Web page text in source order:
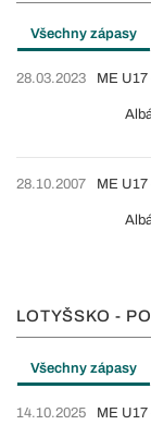
Všechny zápasy
28.03.2023 ME
28.10.2007 ME
LOTYŠSKO -
Všechny zápasy
14.10.2025 ME